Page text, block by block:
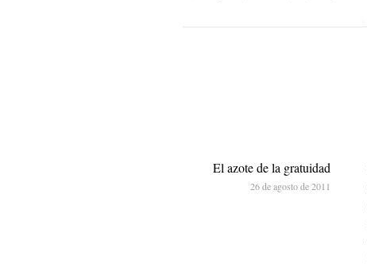
El azote de la gratuidad
26 de agosto de 2011